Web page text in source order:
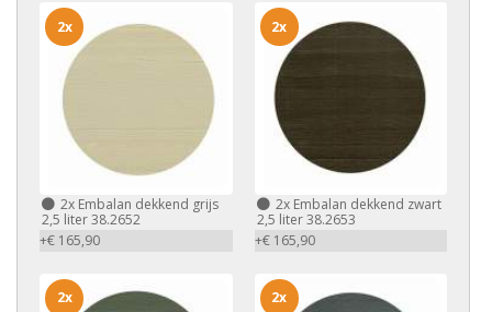
2x Embalan dekkend grijs
2,5 liter 38.2652
+€ 165,90
2x
2xEmbalan dekkend zwart
2,5 liter 38.2653
+€ 165,90
2x
2x 2x